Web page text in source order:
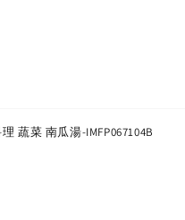
蔬菜 南瓜湯-IMFP067104B